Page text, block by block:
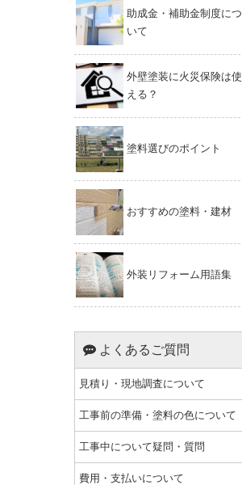
助成金・補助金制度につ
いて
外壁塗装に火災保険は使
える？
塗料選びのポイント
おすすめの塗料・建材
外装リフォーム用語集
よくあるご質問
見積り・現地調査について
工事前の準備・塗料の色について
工事中について疑問・質問
費用・支払いについて